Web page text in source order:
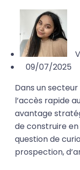
09/07/2025
Dans un
l’accès rapide
avantage
de construire en
question de
prospection,